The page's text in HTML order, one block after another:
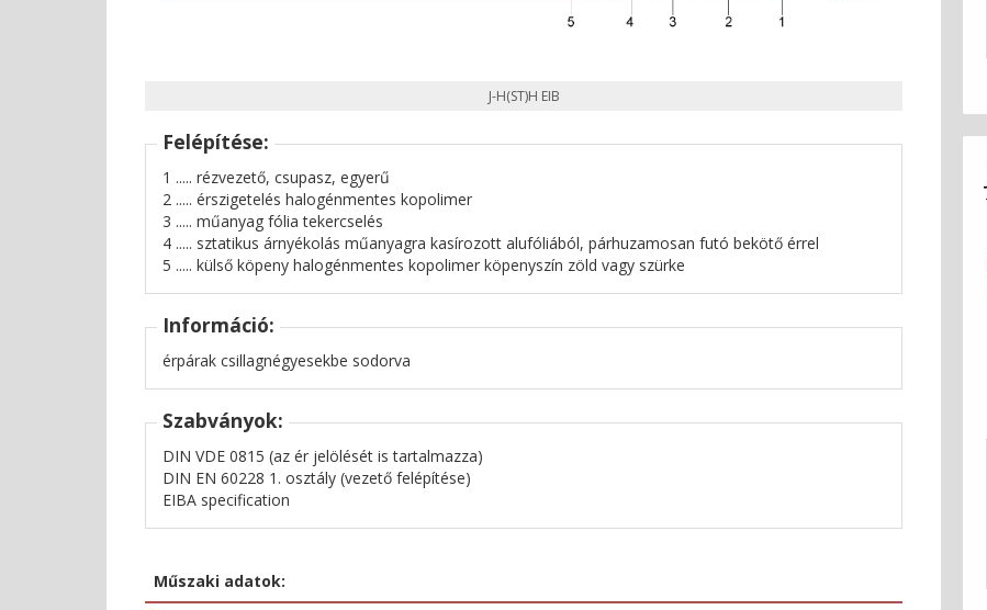
J-H(ST)H EIB
Felépítése:
1 ..... rézvezető, csupasz, egyerű
2 ..... érszigetelés halogénmentes kopolimer
3 ..... műanyag fólia tekercselés
4 ..... sztatikus árnyékolás műanyagra kasírozott alufóliából, párhuzamosan futó bekötő érrel
5 ..... külső köpeny halogénmentes kopolimer köpenyszín zöld vagy szürke
Információ:
érpárak csillagnégyesekbe sodorva
Szabványok:
DIN VDE 0815 (az ér jelölését is tartalmazza)
DIN EN 60228 1. osztály (vezető felépítése)
EIBA specification
Műszaki adatok: